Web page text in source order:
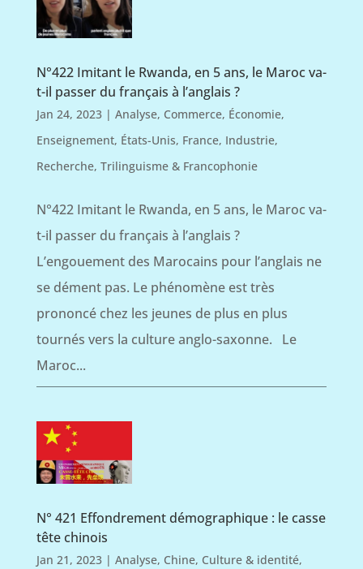
N°422 Imitant le Rwanda, en 5 ans, le Maroc va-
t-il passer du français à l’anglais ?
Jan 24, 2023| Analyse, Commerce, Économie,
Enseignement, États-Unis, France, Industrie,
Recherche, Trilinguisme & Francophonie
N°422 Imitant le Rwanda, en 5 ans, le Maroc va-
t-il passer du français à l’anglais ?
L’engouement des Marocains pour l’anglais ne
se dément pas. Le phénomène est très
prononcé chez les jeunes de plus en plus
tournés vers la culture anglo-saxonne. Le
Maroc...
N° 421 Effondrement démographique : le casse
tête chinois
Jan 21, 2023| Analyse, Chine, Culture & identité,